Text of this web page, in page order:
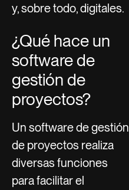
y, sobre todo, digitales.
¿Qué hace un
software de
gestión de
proyectos?
Un software de gestión
de proyectos realiza
diversas funciones
para facilitar el